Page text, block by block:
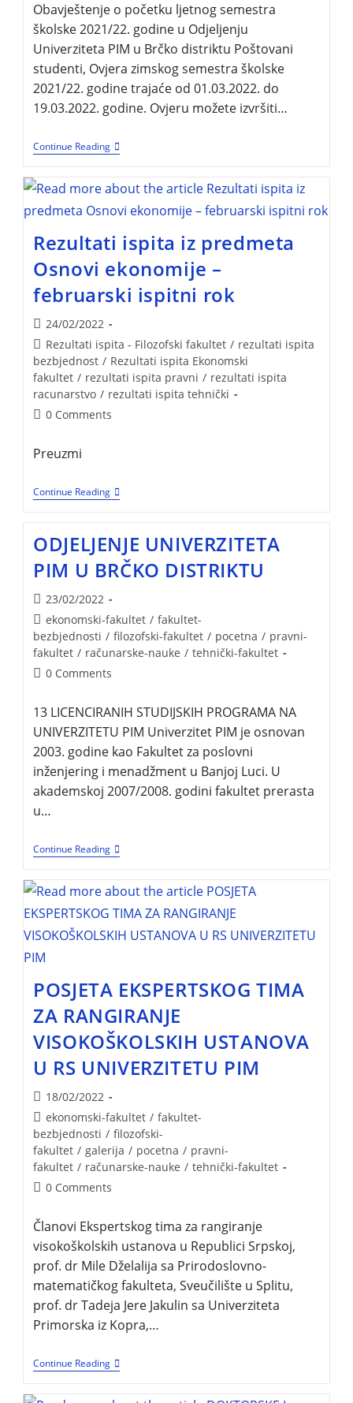
Obavještenje o početku ljetnog semestra
školske 2021/22. godine u Odjeljenju
Univerziteta PIM u Brčko distriktu Poštovani
studenti, Ovjera zimskog semestra školske
2021/22. godine trajaće od 01.03.2022. do
19.03.2022. godine. Ovjeru možete izvršiti…
Continue Reading
Rezultati ispita iz predmeta
Osnovi ekonomije –
februarski ispitni rok
24/02/2022
Rezultati ispita - Filozofski fakultet / rezultati ispita
bezbjednost / Rezultati ispita Ekonomski
fakultet / rezultati ispita pravni / rezultati ispita
racunarstvo / rezultati ispita tehnički
0 Comments
Preuzmi
Continue Reading
ODJELJENJE UNIVERZITETA
PIM U BRČKO DISTRIKTU
23/02/2022
ekonomski-fakultet / fakultet-
bezbjednosti / filozofski-fakultet / pocetna / pravni-
fakultet / računarske-nauke / tehnički-fakultet
0 Comments
13 LICENCIRANIH STUDIJSKIH PROGRAMA NA
UNIVERZITETU PIM Univerzitet PIM je osnovan
2003. godine kao Fakultet za poslovni
inženjering i menadžment u Banjoj Luci. U
akademskoj 2007/2008. godini fakultet prerasta
u…
Continue Reading
POSJETA EKSPERTSKOG TIMA
ZA RANGIRANJE
VISOKOŠKOLSKIH USTANOVA
U RS UNIVERZITETU PIM
18/02/2022
ekonomski-fakultet / fakultet-
bezbjednosti / filozofski-
fakultet / galerija / pocetna / pravni-
fakultet / računarske-nauke / tehnički-fakultet
0 Comments
Članovi Ekspertskog tima za rangiranje
visokoškolskih ustanova u Republici Srpskoj,
prof. dr Mile Dželalija sa Prirodoslovno-
matematičkog fakulteta, Sveučilište u Splitu,
prof. dr Tadeja Jere Jakulin sa Univerziteta
Primorska iz Kopra,…
Continue Reading